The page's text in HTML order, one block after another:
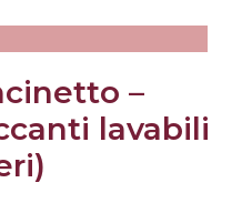
–
lavabili